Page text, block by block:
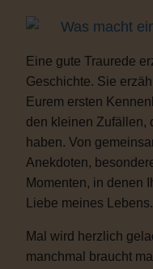
Was macht
Eine gute Traurede
Geschichte. Sie
Eurem ersten
den kleinen Zufällen,
haben. Von
Anekdoten,
Momenten, in denen
Liebe meines Lebens.
Mal wird herzlich
manchmal braucht